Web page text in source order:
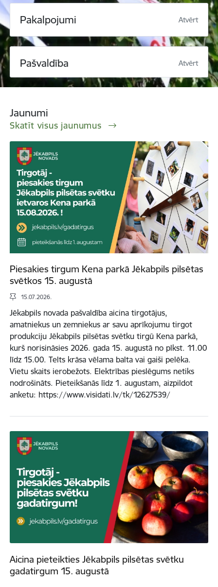
Pakalpojumi Atvērt
Pašvaldība Atvērt
Jaunumi
Skatīt visus jaunumus
Piesakies tirgum Kena parkā Jēkabpils pilsētas
svētkos 15. augustā
15.07.2026.
Jēkabpils novada pašvaldība aicina tirgotājus,
amatniekus un zemniekus ar savu aprīkojumu tirgot
produkciju Jēkabpils pilsētas svētku tirgū Kena parkā,
kurš norisināsies 2026. gada 15. augustā no plkst. 11.00
līdz 15.00. Telts krāsa vēlama balta vai gaiši pelēka.
Vietu skaits ierobežots. Elektrības pieslēgums netiks
nodrošināts. Pieteikšanās līdz 1. augustam, aizpildot
anketu: https://www.visidati.lv/tk/12627539/
Aicina pieteikties Jēkabpils pilsētas svētku
gadatirgum 15. augustā